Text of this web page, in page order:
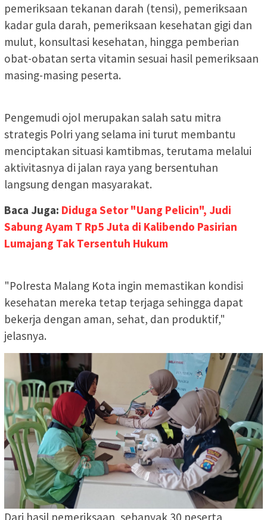
pemeriksaan tekanan darah (tensi), pemeriksaan
kadar gula darah, pemeriksaan kesehatan gigi dan
mulut, konsultasi kesehatan, hingga pemberian
obat-obatan serta vitamin sesuai hasil pemeriksaan
masing-masing peserta.
Pengemudi ojol merupakan salah satu mitra
strategis Polri yang selama ini turut membantu
menciptakan situasi kamtibmas, terutama melalui
aktivitasnya di jalan raya yang bersentuhan
langsung dengan masyarakat.
Baca Juga: Diduga Setor "Uang Pelicin", Judi
Sabung Ayam T Rp5 Juta di Kalibendo Pasirian
Lumajang Tak Tersentuh Hukum
"Polresta Malang Kota ingin memastikan kondisi
kesehatan mereka tetap terjaga sehingga dapat
bekerja dengan aman, sehat, dan produktif,"
jelasnya.
Dari hasil pemeriksaan, sebanyak 30 peserta